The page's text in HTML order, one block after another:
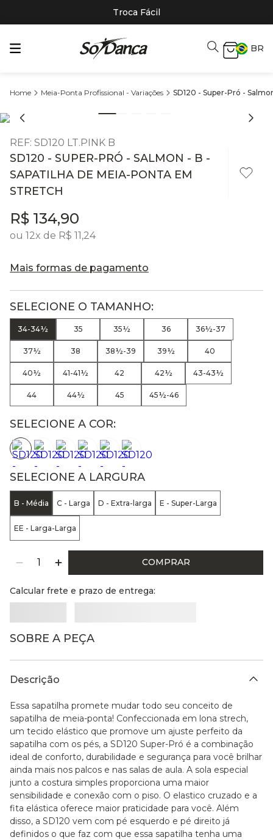
Troca Fácil
BR
Meia-Ponta Profissional - Variações SD120 - Super-Pró -
REF: SD120 LT.PINK B
SD120 - SUPER-PRÓ - SALMON - B -
SAPATILHA DE MEIA-PONTA EM
STRETCH
R$ 134,90
ou 12x de R$ 11,24
Mais formas de pagamento
34-34½ 35 35½ 36 36½-37
37½ 38 38½-39 39½ 40
40½ 41-41½ 42 42½ 43-43½
44 44½ 45 45½-46
SELECIONE A COR:
SELECIONE A LARGURA
B - Média C - Larga D - Extra-larga E - Super-Larga
EE - Larga-Larga
COMPRAR
Calcular frete e prazo de entrega:
SOBRE A PEÇA
Descrição
Essa sapatilha promete mudar todo seu conceito de
sapatilha de meia-ponta! Confeccionada em lona strech,
um tecido elástico que promove um ajuste perfeito da
sapatilha com os pés, a SD120 Super-Pró é a combinação
ideal de conforto, durabilidade e segurança para você brilhar
ainda mais nos palcos e nas salas de aula. A sola especial
junto a costura simples proporciona uma maior
sensibilidade e conexão com o piso. O elastico cruzado e a
fita elástica oferece maior praticidade para você. Além
disso, a SD120 vem com pé esquerdo e pé direito já
definidos o que faz com que essa sapatilha tenha uma